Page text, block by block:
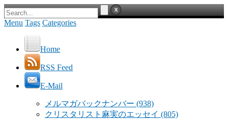
Menu Tags Categories
Home
RSS Feed
E-Mail
メルマガバックナンバー (938)
クリスタリスト麻実のエッセイ (805)